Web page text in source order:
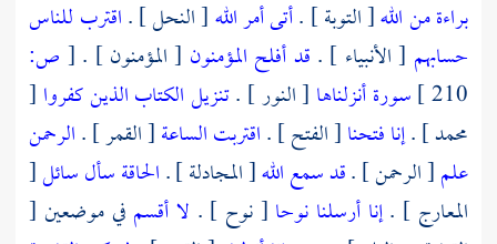
براءة من الله[ التوبة ] .أتى أمر الله[ النحل ] .اقترب للناس
حسابهم [ الأنبياء ] . قد أفلح المؤمنون [ المؤمنون ] . [ ص:
210 ] سورة أنزلناها [ النور ] .تنزيل الكتابالذين كفروا [
محمد] .إنا فتحنا[ الفتح ] .اقتربت الساعة[ القمر ] .الرحمن
علم[ الرحمن ] .قد سمع الله[ المجادلة ] .الحاقةسأل سائل[
المعارج ] .إنا أرسلنا نوحا [نوح ] . لا أقسم في موضعين [